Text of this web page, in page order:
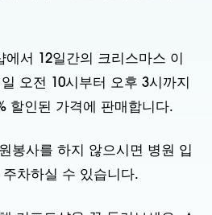
에서 12일간의 크리스마스 이
오전 10시부터 오후 3시까지
할인된 가격에 판매합니다.
봉사를 하지 않으시면 병원 입
차하실 수 있습니다.